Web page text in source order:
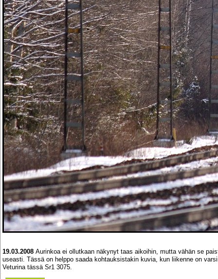
19.03.2008 Aurinkoa ei ollutkaan näkynyt taas aikoihin, mutta vähän se
useasti. Tässä on helppo saada kohtauksistakin kuvia, kun liikenne on
Veturina tässä Sr1 3075.